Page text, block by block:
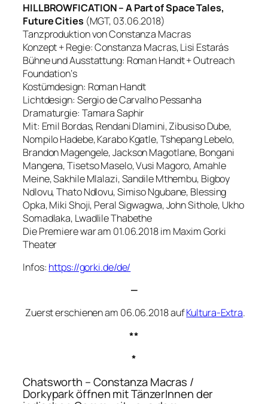
HILLBROWFICATION – A Part of Space Tales,
Future Cities (MGT, 03.06.2018)
Tanzproduktion von Constanza Macras
Konzept + Regie: Constanza Macras, Lisi Estarás
Bühne und Ausstattung: Roman Handt + Outreach
Foundation‘s
Kostümdesign: Roman Handt
Lichtdesign: Sergio de Carvalho Pessanha
Dramaturgie: Tamara Saphir
Mit: Emil Bordas, Rendani Dlamini, Zibusiso Dube,
Nompilo Hadebe, Karabo Kgatle, Tshepang Lebelo,
Brandon Magengele, Jackson Magotlane, Bongani
Mangena, Tisetso Maselo, Vusi Magoro, Amahle
Meine, Sakhile Mlalazi, Sandile Mthembu, Bigboy
Ndlovu, Thato Ndlovu, Simiso Ngubane, Blessing
Opka, Miki Shoji, Peral Sigwagwa, John Sithole, Ukho
Somadlaka, Lwadlile Thabethe
Die Premiere war am 01.06.2018 im Maxim Gorki
Theater
Infos: https://gorki.de/de/
—
Zuerst erschienen am 06.06.2018 aufKultura-Extra.
**
*
Chatsworth – Constanza Macras /
Dorkypark öffnen mit TänzerInnen der